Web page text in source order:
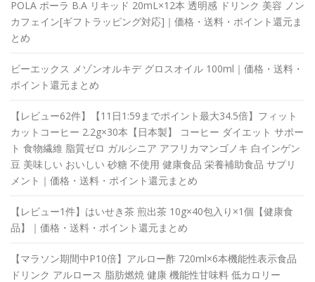
POLA ポーラ B.A リキッド 20mL×12本 透明感 ドリンク 美容 ノン
カフェイン[ギフトラッピング対応]｜価格・送料・ポイント還元ま
とめ
ビーエックス メゾンオルキデ グロスオイル 100ml｜価格・送料・
ポイント還元まとめ
【レビュー62件】【11日1:59までポイント最大34.5倍】フィット
カットコーヒー 2.2g×30本【日本製】 コーヒー ダイエット サポー
ト 食物繊維 脂質ゼロ ガルシニア アフリカマンゴノキ 白インゲン
豆 美味しい おいしい 砂糖 不使用 健康食品 栄養補助食品 サプリ
メント｜価格・送料・ポイント還元まとめ
【レビュー1件】はいせき茶 煎出茶 10g×40包入り×1個【健康食
品】｜価格・送料・ポイント還元まとめ
【マラソン期間中P10倍】アルロー酢 720ml×6本機能性表示食品
ドリンク アルロース 脂肪燃焼 健康 機能性甘味料 低カロリー